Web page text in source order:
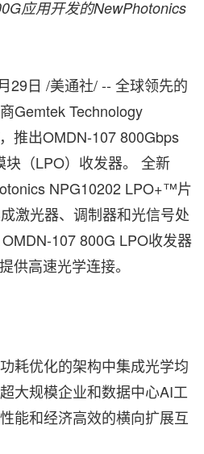
应用开发的NewPhotonics
29日 /美通社/ -- 全球领先的
Gemtek Technology
推出OMDN-107 800Gbps
（LPO）收发器。 全新
NPG10202 LPO+™片
激光器、调制器和光信号处
107 800G LPO收发器
供高速光学连接。
耗优化的架构中集成光学均
大规模企业和数据中心AI工
能和经济高效的横向扩展互